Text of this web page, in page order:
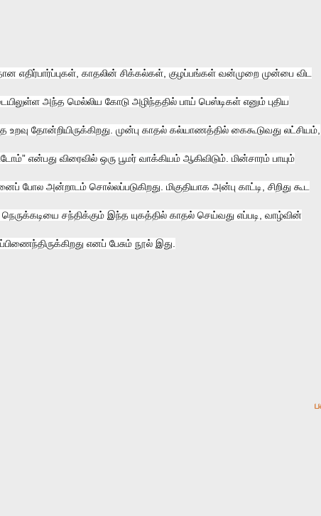
எதிர்பார்ப்புகள், காதலின் சிக்கல்கள், குழப்பங்கள் வன்முறை முன்பை விட
அந்த மெல்லிய கோடு அழிந்ததில் பாய் பெஸ்டிகள் எனும் புதிய
தோன்றியிருக்கிறது. முன்பு காதல் கல்யாணத்தில் கைகூடுவது லட்சியம்,
என்பது விரைவில் ஒரு பூமர் வாக்கியம் ஆகிவிடும். மின்சாரம் பாயும்
அன்றாடம் சொல்லப்படுகிறது. மிகுதியாக அன்பு காட்டி, சிறிது கூட
சந்திக்கும் இந்த யுகத்தில் காதல் செய்வது எப்படி, வாழ்வின்
எனப் பேசும் நூல் இது.